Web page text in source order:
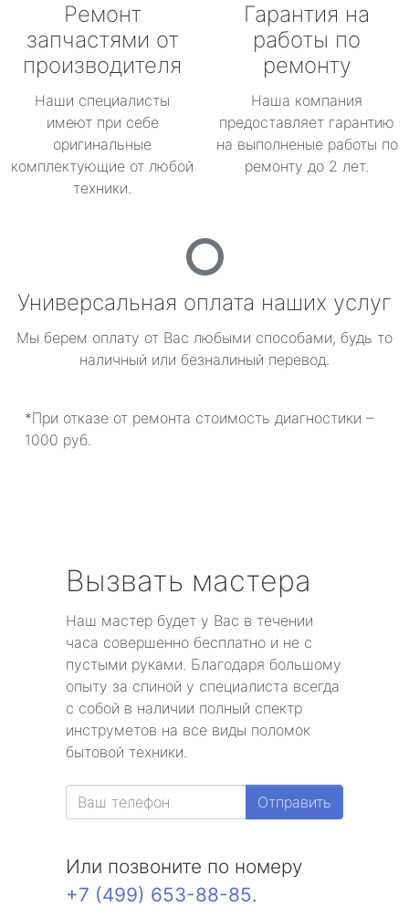
Ремонт
запчастями от
производителя
Наши специалисты
имеют при себе
оригинальные
комплектующие от любой
техники.
Гарантия на
работы по
ремонту
Наша компания
предоставляет гарантию
на выполненые работы по
ремонту до 2 лет.
Универсальная оплата наших услуг
Мы берем оплату от Вас любыми способами, будь то
наличный или безналиный перевод.
*При отказе от ремонта стоимость диагностики –
1000 руб.
Вызвать мастера
Наш мастер будет у Вас в течении
часа совершенно бесплатно и не с
пустыми руками. Благодаря большому
опыту за спиной у специалиста всегда
с собой в наличии полный спектр
инструметов на все виды поломок
бытовой техники.
Отправить
Или позвоните по номеру
+7 (499) 653-88-85.